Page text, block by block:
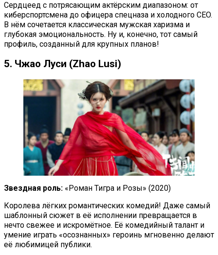
Сердцеед с потрясающим актёрским диапазоном: от
киберспортсмена до офицера спецназа и холодного CEO.
В нём сочетается классическая мужская харизма и
глубокая эмоциональность. Ну и, конечно, тот самый
профиль, созданный для крупных планов!
5. Чжао Луси (Zhao Lusi)
Звездная роль: «Роман Тигра и Розы» (2020)
Королева лёгких романтических комедий! Даже самый
шаблонный сюжет в её исполнении превращается в
нечто свежее и искромётное. Её комедийный талант и
умение играть «осознанных» героинь мгновенно делают
её любимицей публики.